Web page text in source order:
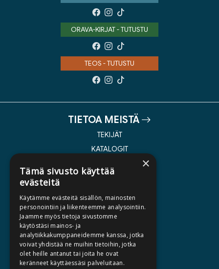
ORAVA-KIRJAT - TUTUSTU
TEOS - TUTUSTU
TIETOA MEISTÄ
TEKIJÄT
KATALOGIT
KIRJA TILAUSTYÖNÄ
MEDIALLE
LASKUTUSOSOITTEET
SILTALA.FI
×
Tämä sivusto käyttää
evästeitä
Käytämme evästeitä sisällön, mainosten
personointiin ja liikenteemme analysointiin.
Jaamme myös tietoja sivustomme
käytöstäsi mainos- ja
analytiikkakumppaneidemme kanssa, jotka
voivat yhdistää ne muihin tietoihin, jotka
olet heille antanut tai joita he ovat
keränneet käyttäessäsi palveluitaan.